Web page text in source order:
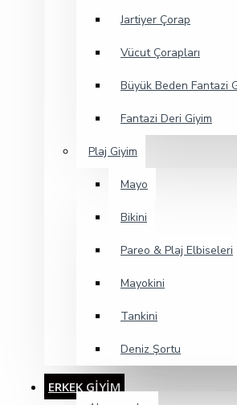
Jartiyer Çorap
Vücut Çorapları
Büyük Beden Fantazi
Fantazi Deri Giyim
Plaj Giyim
Mayo
Bikini
Pareo & Plaj Elbiseleri
Mayokini
Tankini
Deniz Şortu
ERKEK GİYİM